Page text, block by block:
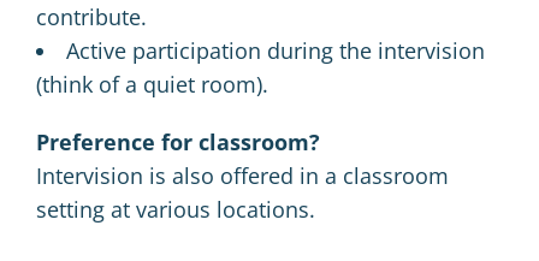
contribute.
Active participation during the intervision
(think of a quiet room).
Preference for classroom?
Intervision is also offered in a classroom
setting at various locations.